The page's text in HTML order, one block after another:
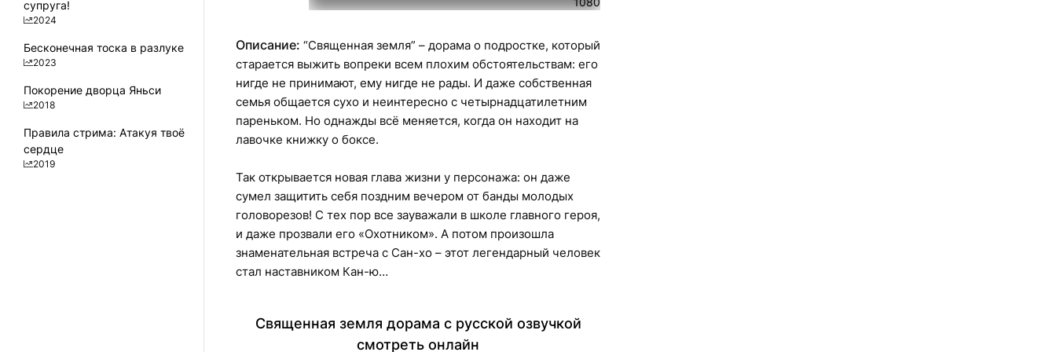
Описание: “Священная земля” – дорама о подростке, который
старается выжить вопреки всем плохим обстоятельствам: его
нигде не принимают, ему нигде не рады. И даже собственная
семья общается сухо и неинтересно с четырнадцатилетним
пареньком. Но однажды всё меняется, когда он находит на
лавочке книжку о боксе.
Так открывается новая глава жизни у персонажа: он даже
сумел защитить себя поздним вечером от банды молодых
головорезов! С тех пор все зауважали в школе главного героя,
и даже прозвали его «Охотником». А потом произошла
знаменательная встреча с Сан-хо – этот легендарный человек
стал наставником Кан-ю…
Священная земля дорама с русской озвучкой
смотреть онлайн
супруга!
2024
Бесконечная тоска в разлуке
2023
Покорение дворца Яньси
2018
Правила стрима: Атакуя твоё
сердце
2019